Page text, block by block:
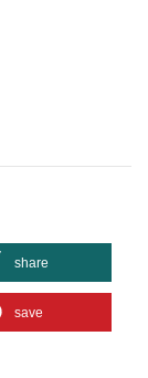
share
save